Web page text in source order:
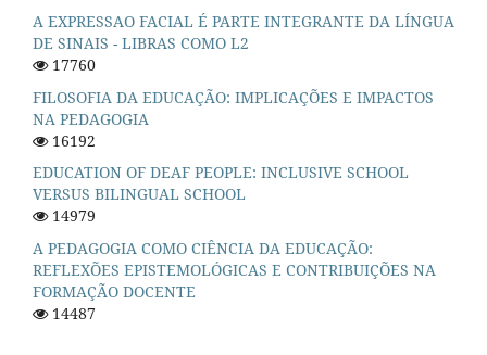
A EXPRESSAO FACIAL É PARTE INTEGRANTE DA LÍNGUA
DE SINAIS - LIBRAS COMO L2
17760
FILOSOFIA DA EDUCAÇÃO: IMPLICAÇÕES E IMPACTOS
NA PEDAGOGIA
16192
EDUCATION OF DEAF PEOPLE: INCLUSIVE SCHOOL
VERSUS BILINGUAL SCHOOL
14979
A PEDAGOGIA COMO CIÊNCIA DA EDUCAÇÃO:
REFLEXÕES EPISTEMOLÓGICAS E CONTRIBUIÇÕES NA
FORMAÇÃO DOCENTE
14487